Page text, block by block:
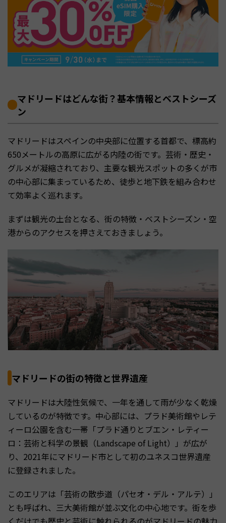
マドリードはどんな街？基本情報とベストシーズ
ン
マドリードはスペインの中央部に位置する首都で、標高約
650メートルの高原に広がる内陸の街です。芸術・歴史・
グルメが凝縮されており、主要な観光スポットの多くが市
の中心部に集まっているため、徒歩と地下鉄を組み合わせ
て効率よく巡れます。
まずは観光の土台となる、街の特徴・ベストシーズン・空
港からのアクセスを押さえておきましょう。
マドリードの街の特徴と世界遺産
マドリードは大陸性気候で、一年を通して雨が少なく乾燥
しているのが特徴です。中心部には、プラド美術館やレテ
ィーロ公園を含む一帯「プラド通りとブエン・レティー
ロ：芸術と科学の景観（Landscape of Light）」が広が
り、2021年にマドリード市として初のユネスコ世界遺産
に登録されました。
このエリアは「芸術の散歩道（パセオ・デル・アルテ）」
とも呼ばれ、三大美術館が並ぶ文化の中心地です。街を歩